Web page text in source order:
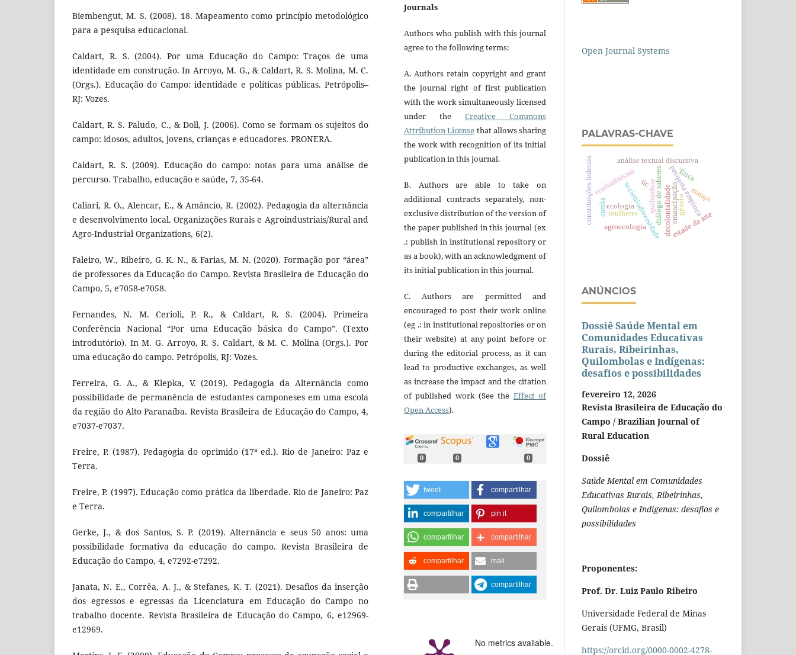
Biembengut, M. S. (2008). 18. Mapeamento como princípio metodológico
para a pesquisa educacional.
Caldart, R. S. (2004). Por uma Educação do Campo: Traços de uma
identidade em construção. In Arroyo, M. G., & Caldart, R. S. Molina, M. C.
(Orgs.). Educação do Campo: identidade e políticas públicas. Petrópolis–
RJ: Vozes.
Caldart, R. S. Paludo, C., & Doll, J. (2006). Como se formam os sujeitos do
campo: idosos, adultos, jovens, crianças e educadores. PRONERA.
Caldart, R. S. (2009). Educação do campo: notas para uma análise de
percurso. Trabalho, educação e saúde, 7, 35-64.
Caliari, R. O., Alencar, E., & Amâncio, R. (2002). Pedagogia da alternância
e desenvolvimento local. Organizações Rurais e Agroindustriais/Rural and
Agro-Industrial Organizations, 6(2).
Faleiro, W., Ribeiro, G. K. N., & Farias, M. N. (2020). Formação por “área”
de professores da Educação do Campo. Revista Brasileira de Educação do
Campo, 5, e7058-e7058.
Fernandes, N. M. Cerioli, P. R., & Caldart, R. S. (2004). Primeira
Conferência Nacional “Por uma Educação básica do Campo”. (Texto
introdutório). In M. G. Arroyo, R. S. Caldart, & M. C. Molina (Orgs.). Por
uma educação do campo. Petrópolis, RJ: Vozes.
Ferreira, G. A., & Klepka, V. (2019). Pedagogia da Alternância como
possibilidade de permanência de estudantes camponeses em uma escola
da região do Alto Paranaíba. Revista Brasileira de Educação do Campo, 4,
e7037-e7037.
Freire, P. (1987). Pedagogia do oprimido (17ª ed.). Rio de Janeiro: Paz e
Terra.
Freire, P. (1997). Educação como prática da liberdade. Rio de Janeiro: Paz
e Terra.
Gerke, J., & dos Santos, S. P. (2019). Alternância e seus 50 anos: uma
possibilidade formativa da educação do campo. Revista Brasileira de
Educação do Campo, 4, e7292-e7292.
Janata, N. E., Corrêa, A. J., & Stefanes, K. T. (2021). Desafios da inserção
dos egressos e egressas da Licenciatura em Educação do Campo no
trabalho docente. Revista Brasileira de Educação do Campo, 6, e12969-
e12969.
Journals
Authors who publish with this journal
agree to the following terms:
A. Authors retain copyright and grant
the journal right of first publication
with the work simultaneously licensed
under the Creative Commons
Attribution License that allows sharing
the work with recognition of its initial
publication in this journal.
B. Authors are able to take on
additional contracts separately, non-
exclusive distribution of the version of
the paper published in this journal (ex
.: publish in institutional repository or
as a book), with an acknowledgment of
its initial publication in this journal.
C. Authors are permitted and
encouraged to post their work online
(eg .: in institutional repositories or on
their website) at any point before or
during the editorial process, as it can
lead to productive exchanges, as well
as increase the impact and the citation
of published work (See the Effect of
Open Access).
0 0 0
tweet compartilhar
compartilhar pin it
compartilhar compartilhar
compartilhar mail
compartilhar
No metrics available.
Open Journal Systems
PALAVRAS-CHAVE
decolonialidade
sociobiodiversidadepesquisa empírica
´Ética
ecologia
mulheres
estado da arte
ecofeminismo
agroecologia
diálogo de saberes emancipação
cunha
análise textual discursiva
constituições federais quilombos gênero
tic
marajó
ANÚNCIOS
Dossiê Saúde Mental em
Comunidades Educativas
Rurais, Ribeirinhas,
Quilombolas e Indígenas:
desafios e possibilidades
fevereiro 12, 2026
Revista Brasileira de Educação do
Campo / Brazilian Journal of
Rural Education
Dossiê
Saúde Mental em Comunidades
Educativas Rurais, Ribeirinhas,
Quilombolas e Indígenas: desafios e
possibilidades
Proponentes:
Prof. Dr. Luiz Paulo Ribeiro
Universidade Federal de Minas
Gerais (UFMG, Brasil)
https://orcid.org/0000-0002-4278-